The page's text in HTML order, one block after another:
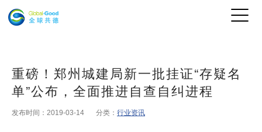
重磅！郑州城建局新一批挂证“存疑名
单”公布，全面推进自查自纠进程
发布时间：2019-03-14 分类： 行业资讯